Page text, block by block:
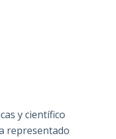
y científico
representado